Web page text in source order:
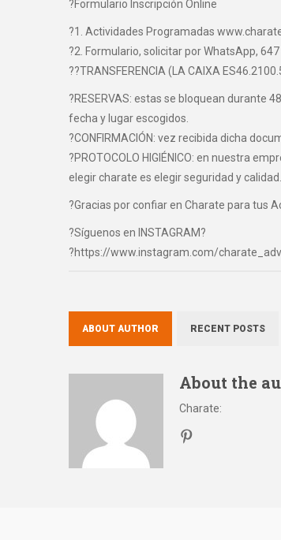
?Formulario Inscripción Online
?1. Actividades Programadas
?2. Formulario, solicitar por WhatsApp, 647
??TRANSFERENCIA (LA CAIXA
?RESERVAS: estas se bloquean durante
fecha y lugar escogidos.
?CONFIRMACIÓN: vez recibida dicha
?PROTOCOLO HIGIÉNICO: en nuestra
elegir charate es elegir seguridad y calidad.
?Gracias por confiar en Charate para tus
?Síguenos en INSTAGRAM?
?https://www.instagram.com/
ABOUT AUTHOR RECENT POSTS
About the
Charate: